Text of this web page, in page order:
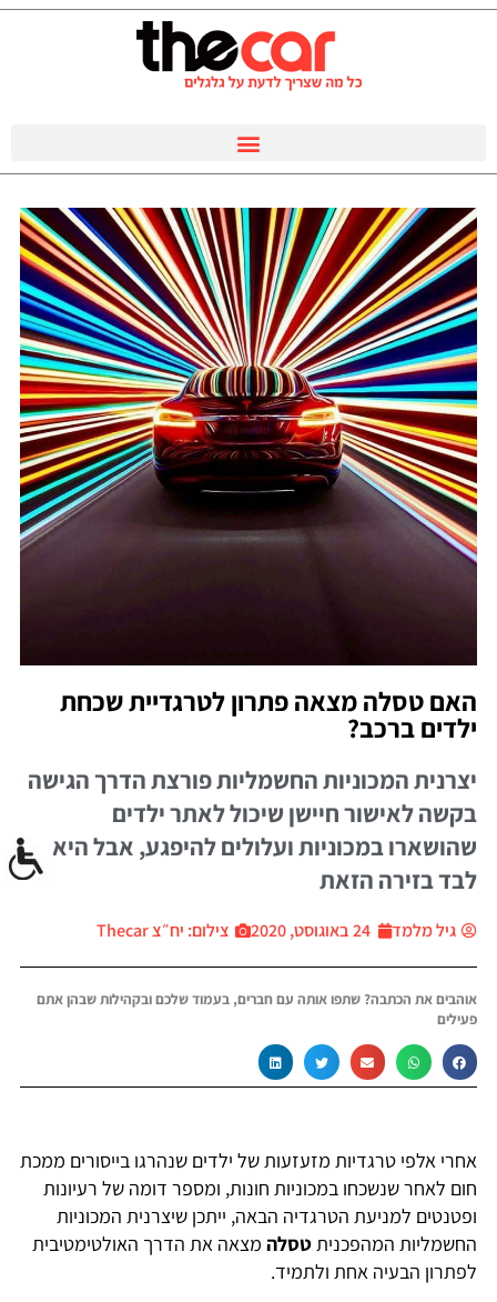
האם טסלה מצאה פתרון לטרגדיית שכחת
ילדים ברכב?
יצרנית המכוניות החשמליות פורצת הדרך הגישה
בקשה לאישור חיישן שיכול לאתר ילדים
שהושארו במכוניות ועלולים להיפגע, אבל היא לא
לבד בזירה הזאת
גיל מלמד 24 באוגוסט, 2020 צילום: יח״צ Thecar
אוהבים את הכתבה? שתפו אותה עם חברים, בעמוד שלכם ובקהילות שבהן אתם
פעילים
אחרי אלפי טרגדיות מזעזעות של ילדים שנהרגו בייסורים ממכת
חום לאחר שנשכחו במכוניות חונות, ומספר דומה של רעיונות
ופטנטים למניעת הטרגדיה הבאה, ייתכן שיצרנית המכוניות
החשמליות המהפכניתטסלה מצאה את הדרך האולטימטיבית
לפתרון הבעיה אחת ולתמיד.